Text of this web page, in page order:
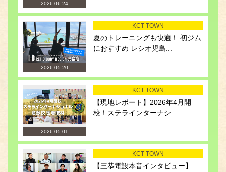
2026.06.24
2026.05.20
KCT TOWN
夏のトレーニングも快適！ 初ジム
におすすめ レシオ児島...
2026.05.01
KCT TOWN
【現地レポート】2026年4月開
校！ステラインターナシ...
KCT TOWN
【三恭電設本音インタビュー】